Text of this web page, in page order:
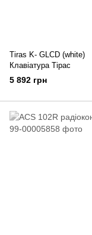
Tiras K- GLCD (white)
Клавіатура Тірас
5 892 грн